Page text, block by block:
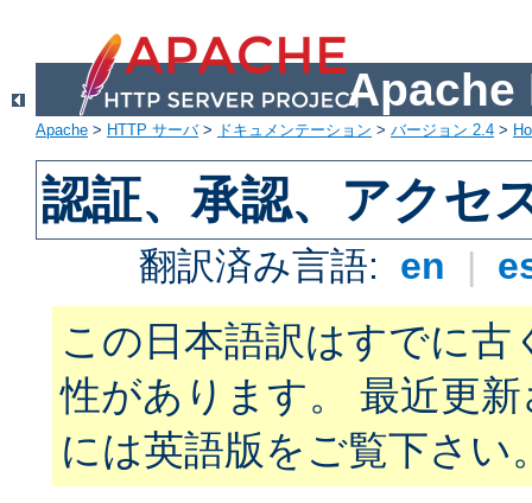
Apache
Apache > HTTP サーバ> ドキュメンテーション > バージョン 2.4 >
認証、承認、アクセ
翻訳済み言語: en |
この日本語訳はすでに古
性があります。 最近更
には英語版をご覧下さい